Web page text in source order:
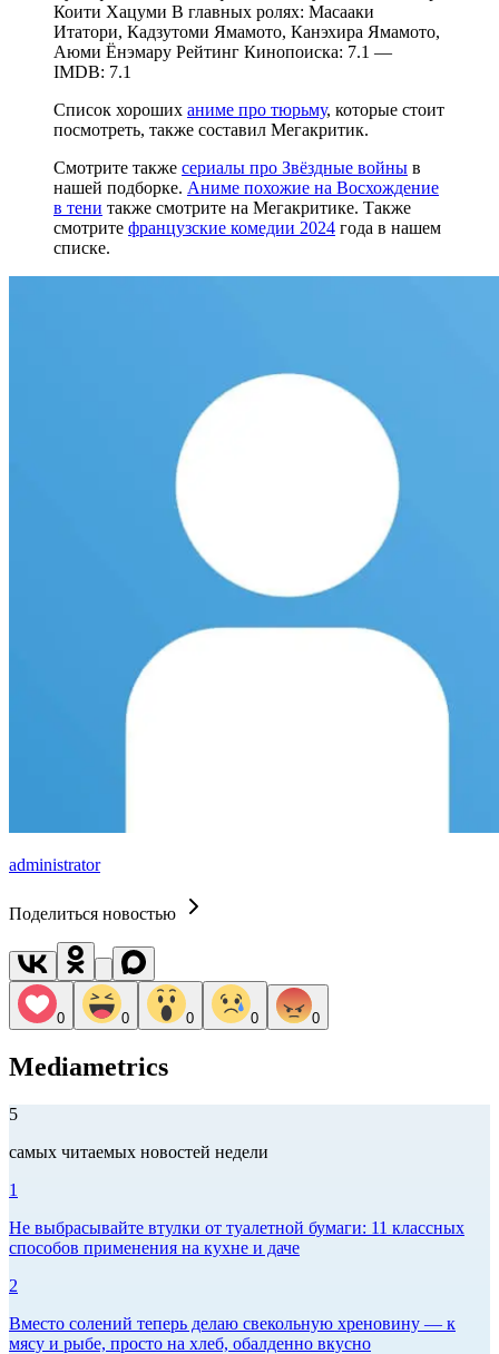
Коити Хацуми В главных ролях: Масааки
Итатори, Кадзутоми Ямамото, Канэхира Ямамото,
Аюми Ёнэмару Рейтинг Кинопоиска: 7.1 —
IMDB: 7.1
Список хороших аниме про тюрьму, которые стоит
посмотреть, также составил Мегакритик.
Смотрите также сериалы про Звёздные войны в
нашей подборке. Аниме похожие на Восхождение
в тени также смотрите на Мегакритике. Также
смотрите французские комедии 2024 года в нашем
списке.
administrator
Поделиться новостью
0 0 0 0 0
Mediametrics
5
самых читаемых новостей недели
1
Не выбрасывайте втулки от туалетной бумаги: 11 классных
способов применения на кухне и даче
2
Вместо солений теперь делаю свекольную хреновину — к
мясу и рыбе, просто на хлеб, обалденно вкусно